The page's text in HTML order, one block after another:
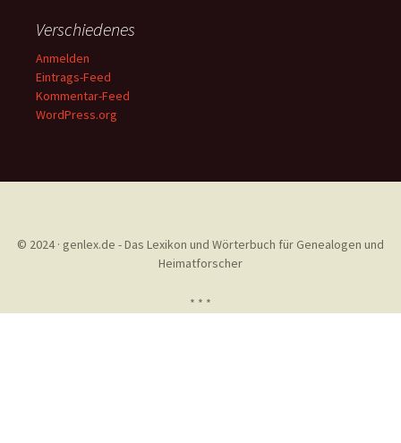
Verschiedenes
Anmelden
Eintrags-Feed
Kommentar-Feed
WordPress.org
© 2024 · genlex.de - Das Lexikon und Wörterbuch für Genealogen und
Heimatforscher
* * *